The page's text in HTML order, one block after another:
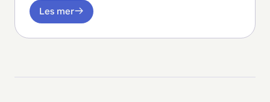
Les mer